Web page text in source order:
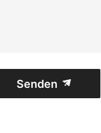
Senden